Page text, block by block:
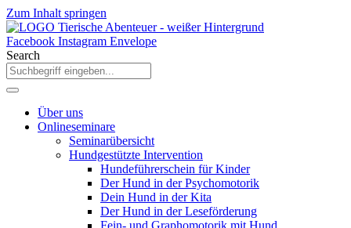
Zum Inhalt springen
Facebook Instagram Envelope
Search
Über uns
Onlineseminare
Seminarübersicht
Hundgestützte Intervention
Hundeführerschein für Kinder
Der Hund in der Psychomotorik
Dein Hund in der Kita
Der Hund in der Leseförderung
Fein- und Graphomotorik mit Hund